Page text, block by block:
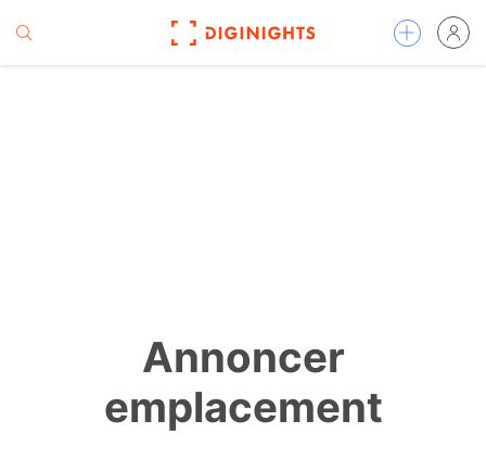
Annoncer
emplacement